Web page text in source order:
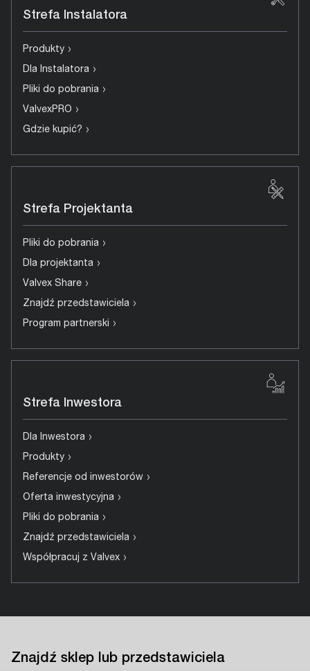
Strefa Instalatora
Produkty ›
Dla Instalatora ›
Pliki do pobrania ›
ValvexPRO ›
Gdzie kupić? ›
Strefa Projektanta
Pliki do pobrania ›
Dla projektanta ›
Valvex Share ›
Znajdź przedstawiciela ›
Program partnerski ›
Strefa Inwestora
Dla Inwestora ›
Produkty ›
Referencje od inwestorów ›
Oferta inwestycyjna ›
Pliki do pobrania ›
Znajdź przedstawiciela ›
Współpracuj z Valvex ›
Znajdź sklep lub przedstawiciela